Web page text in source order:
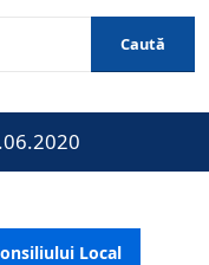
Caută
Local